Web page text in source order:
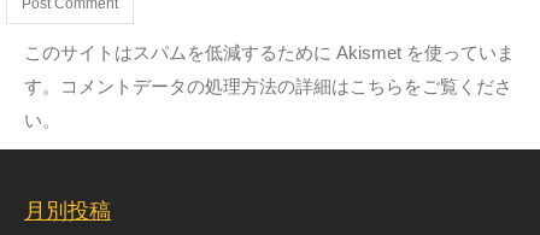
このサイトはスパムを低減するために Akismet を使っていま
す。
コメントデータの処理方法の詳細はこちらをご覧くださ
い。
月別投稿